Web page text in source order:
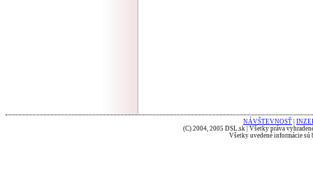
NÁVŠTEVNOSŤ
(C) 2004, 2005 DSL.sk | Všetky práva
Všetky uvedené informácie sú